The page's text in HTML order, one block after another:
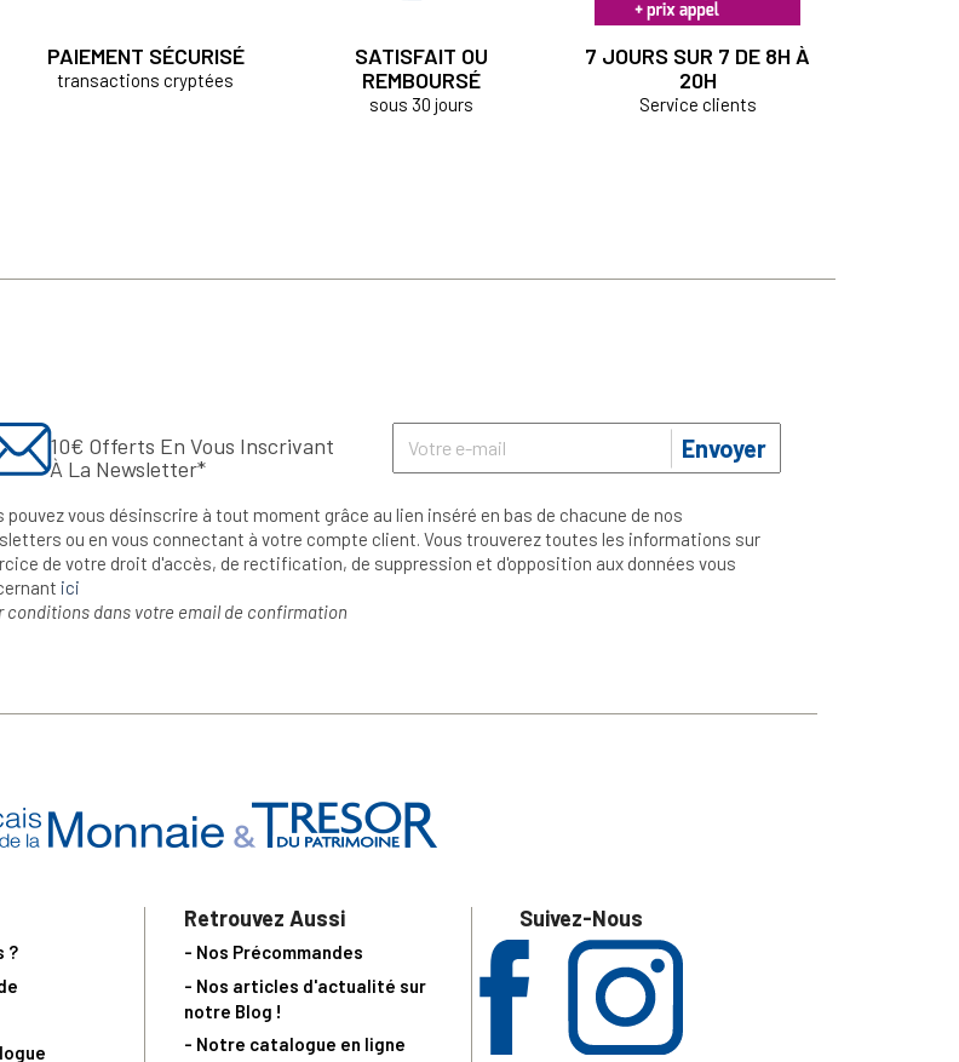
PAIEMENT SÉCURISÉ
transactions cryptées
SATISFAIT OU
REMBOURSÉ
sous 30 jours
7 JOURS SUR 7 DE 8H À
20H
Service clients
10€ Offerts En Vous Inscrivant
À La Newsletter*
Envoyer
pouvez vous désinscrire à tout moment grâce au lien inséré en bas de chacune de nos
ou en vous connectant à votre compte client. Vous trouverez toutes les informations sur
de votre droit d'accès, de rectification, de suppression et d'opposition aux données vous
ici
conditions dans votre email de confirmation
?
Retrouvez Aussi
- Nos Précommandes
- Nos articles d'actualité sur
notre Blog !
- Notre catalogue en ligne
Suivez-Nous